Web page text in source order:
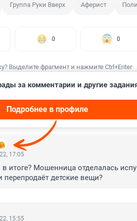
Группа Руки Вверх Аферист
0 0
Выделите фрагмент и нажмите Ctrl+Enter
35
за комментарии и другие
Подробнее в профиле
17:05
итоге? Мошенница отделалась
перепродаёт детские вещи?
15:55